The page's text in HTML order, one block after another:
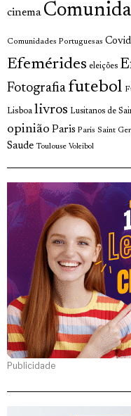
cinema
Comunidades Portuguesas
Efemérides eleições
Fotografia futebol
Lisboa livros Lusitanos de
opinião Paris Paris Saint
Saude Toulouse Voleibol
Publicidade